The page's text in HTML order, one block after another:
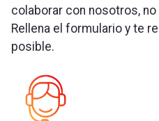
colaborar con nosotros,
Rellena el formulario y te
posible.